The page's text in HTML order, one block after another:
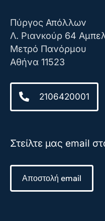
Πύργος Απόλλων
Λ. Ριανκούρ 64
Μετρό Πανόρμου
Αθήνα 11523
2106420001
Στείλτε μας email
Αποστολή email